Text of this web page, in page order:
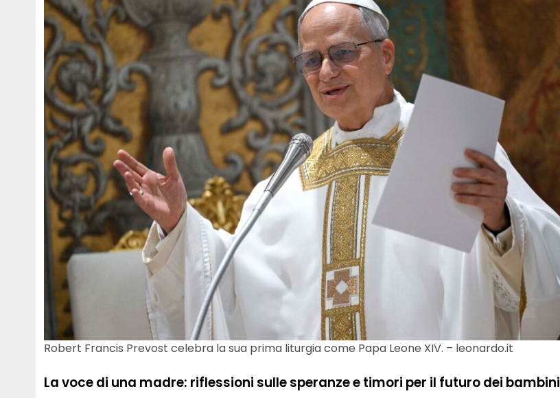
Robert Francis Prevost celebra la sua prima liturgia come Papa Leone XIV. – leonardo.it
La voce di una madre: riflessioni sulle speranze e timori per il futuro dei bambini